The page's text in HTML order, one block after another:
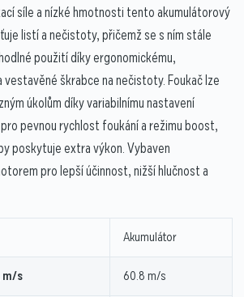
síle a nízké hmotnosti tento akumulátorový
listí a nečistoty, přičemž se s ním stále
použití díky ergonomickému,
vestavěné škrabce na nečistoty. Foukač lze
úkolům díky variabilnímu nastavení
pevnou rychlost foukání a režimu boost,
poskytuje extra výkon. Vybaven
pro lepší účinnost, nižší hlučnost a
Akumulátor
m/s 60.8 m/s